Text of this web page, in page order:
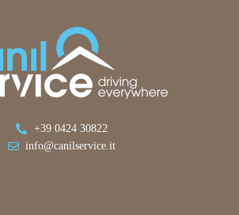
+39 0424 30822
info@canilservice.it